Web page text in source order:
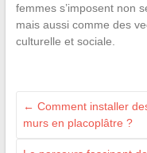
femmes s’imposent non
mais aussi comme des
culturelle et sociale.
← Comment installer
murs en placoplâtre ?